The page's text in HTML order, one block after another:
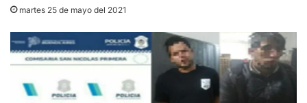
martes 25 de mayo del 2021